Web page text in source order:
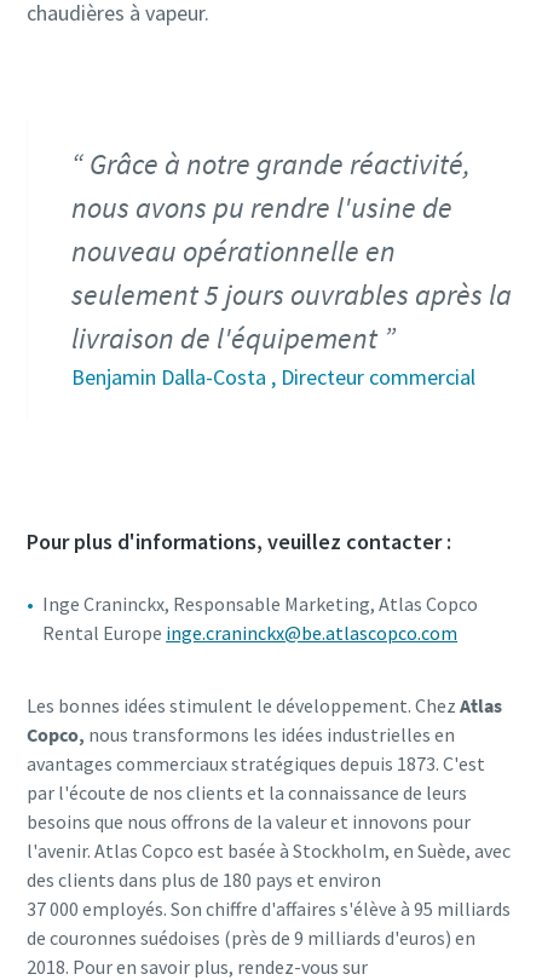
chaudières à vapeur.
Grâce à notre grande réactivité,
nous avons pu rendre l'usine de
nouveau opérationnelle en
seulement 5 jours ouvrables après la
livraison de l'équipement
Benjamin Dalla-Costa , Directeur commercial
Pour plus d'informations, veuillez contacter :
Inge Craninckx, Responsable Marketing, Atlas Copco
Rental Europe inge.craninckx@be.atlascopco.com
Les bonnes idées stimulent le développement. Chez Atlas
Copco, nous transformons les idées industrielles en
avantages commerciaux stratégiques depuis 1873. C'est
par l'écoute de nos clients et la connaissance de leurs
besoins que nous offrons de la valeur et innovons pour
l'avenir. Atlas Copco est basée à Stockholm, en Suède, avec
des clients dans plus de 180 pays et environ
37 000 employés. Son chiffre d'affaires s'élève à 95 milliards
de couronnes suédoises (près de 9 milliards d'euros) en
2018. Pour en savoir plus, rendez-vous sur